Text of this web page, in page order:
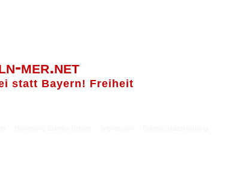
mer.net
statt Bayern! Freiheit